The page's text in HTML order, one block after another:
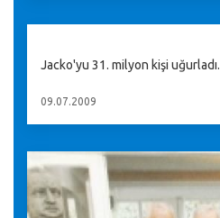
Jacko'yu 31. milyon kişi uğurladı.
09.07.2009